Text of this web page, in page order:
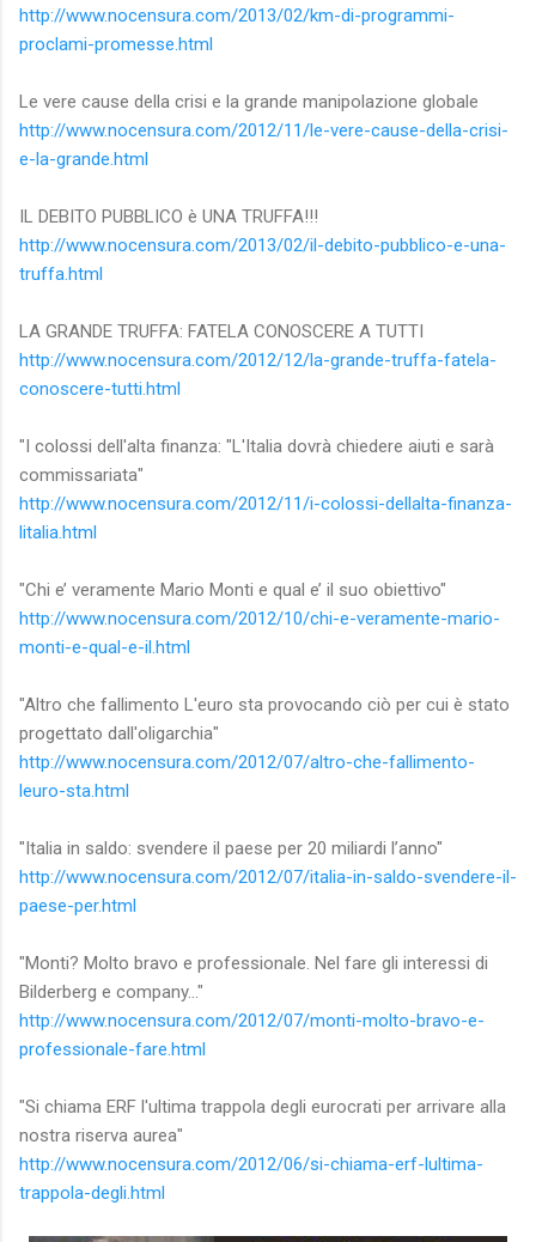
http://www.nocensura.com/2013/02/km-di-programmi-
proclami-promesse.html
Le vere cause della crisi e la grande manipolazione globale
http://www.nocensura.com/2012/11/le-vere-cause-della-crisi-
e-la-grande.html
IL DEBITO PUBBLICO è UNA TRUFFA!!!
http://www.nocensura.com/2013/02/il-debito-pubblico-e-una-
truffa.html
LA GRANDE TRUFFA: FATELA CONOSCERE A TUTTI
http://www.nocensura.com/2012/12/la-grande-truffa-fatela-
conoscere-tutti.html
"I colossi dell'alta finanza: "L'Italia dovrà chiedere aiuti e sarà
commissariata"
http://www.nocensura.com/2012/11/i-colossi-dellalta-finanza-
litalia.html
"Chi e’ veramente Mario Monti e qual e’ il suo obiettivo"
http://www.nocensura.com/2012/10/chi-e-veramente-mario-
monti-e-qual-e-il.html
"Altro che fallimento L'euro sta provocando ciò per cui è stato
progettato dall'oligarchia"
http://www.nocensura.com/2012/07/altro-che-fallimento-
leuro-sta.html
"Italia in saldo: svendere il paese per 20 miliardi l’anno"
http://www.nocensura.com/2012/07/italia-in-saldo-svendere-il-
paese-per.html
"Monti? Molto bravo e professionale. Nel fare gli interessi di
Bilderberg e company..."
http://www.nocensura.com/2012/07/monti-molto-bravo-e-
professionale-fare.html
"Si chiama ERF l'ultima trappola degli eurocrati per arrivare alla
nostra riserva aurea"
http://www.nocensura.com/2012/06/si-chiama-erf-lultima-
trappola-degli.html